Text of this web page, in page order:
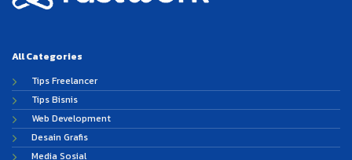
All Categories
Tips Freelancer
Tips Bisnis
Web Development
Desain Grafis
Media Sosial